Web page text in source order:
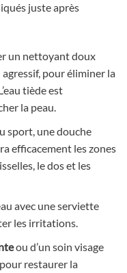
juste après
un nettoyant doux
pour éliminer la
tiède est
la peau.
sport, une douche
efficacement les zones
le dos et les
avec une serviette
les irritations.
ou d’un soin visage
restaurer la